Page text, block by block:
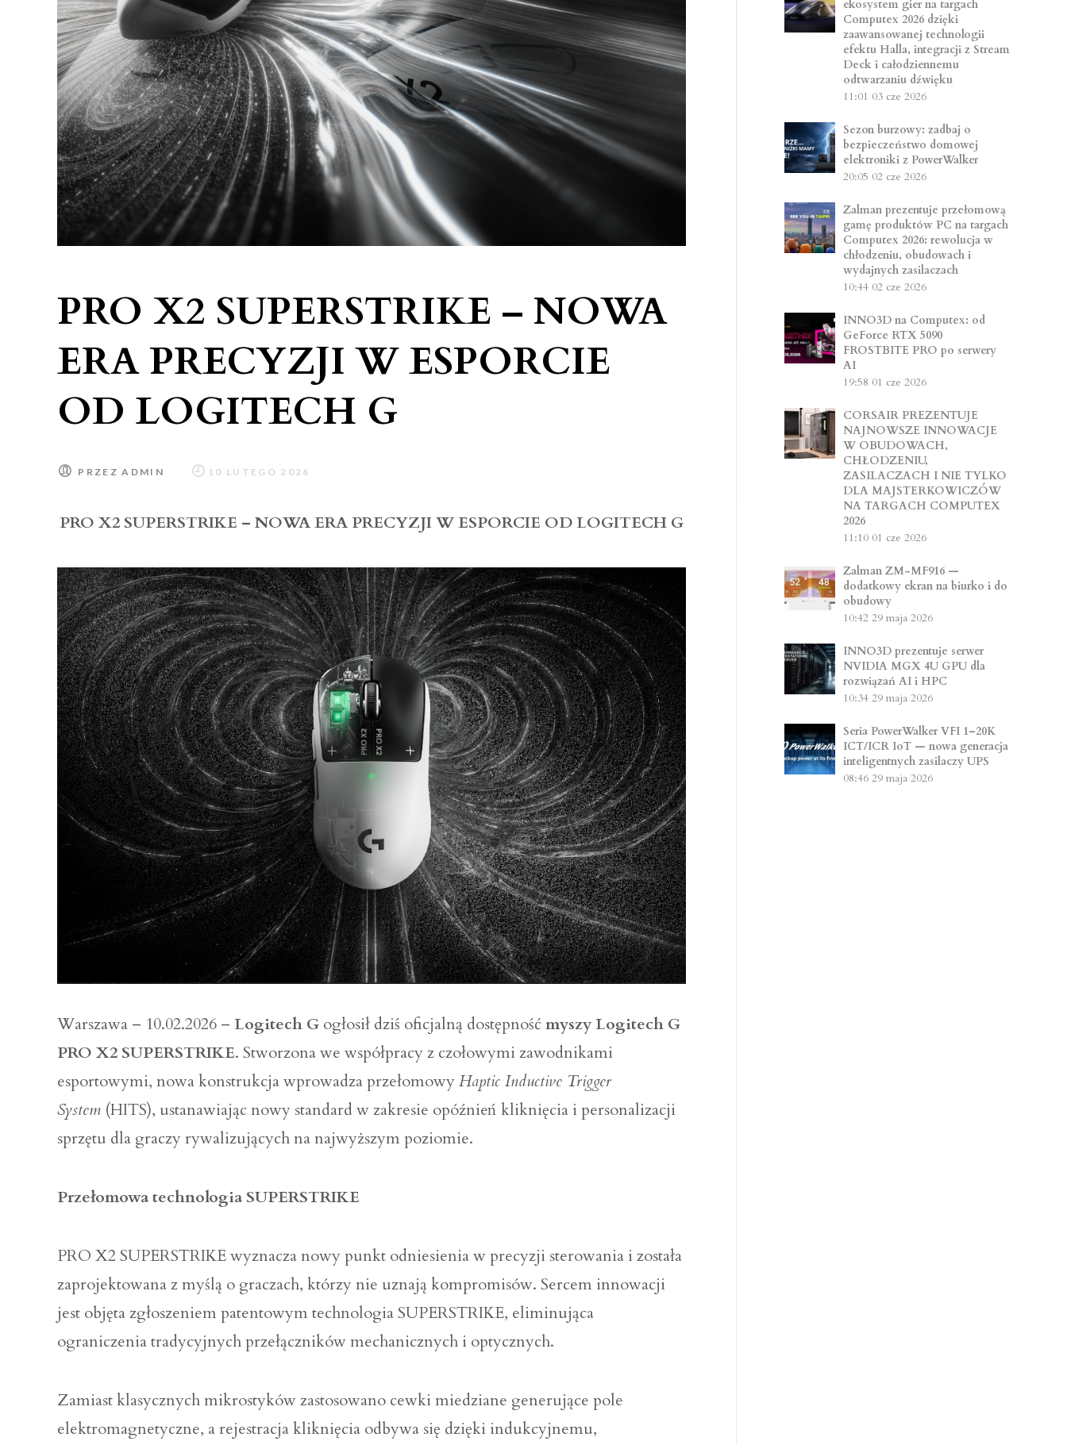
PRO X2 SUPERSTRIKE – NOWA
ERA PRECYZJI W ESPORCIE
OD LOGITECH G
PRZEZADMIN
PRO X2 SUPERSTRIKE – NOWA ERA PRECYZJI W ESPORCIE OD LOGITECH G
Warszawa – 10.02.2026 – Logitech G ogłosił dziś oficjalną dostępnośćmyszy Logitech G
PRO X2 SUPERSTRIKE. Stworzona we współpracy z czołowymi zawodnikami
esportowymi, nowa konstrukcja wprowadza przełomowyHaptic Inductive Trigger
System (HITS), ustanawiając nowy standard w zakresie opóźnień kliknięcia i personalizacji
sprzętu dla graczy rywalizujących na najwyższym poziomie.
Przełomowa technologia SUPERSTRIKE
PRO X2 SUPERSTRIKE wyznacza nowy punkt odniesienia w precyzji sterowania i została
zaprojektowana z myślą o graczach, którzy nie uznają kompromisów. Sercem innowacji
jest objęta zgłoszeniem patentowym technologia SUPERSTRIKE, eliminująca
ograniczenia tradycyjnych przełączników mechanicznych i optycznych.
Zamiast klasycznych mikrostyków zastosowano cewki miedziane generujące pole
elektromagnetyczne, a rejestracja kliknięcia odbywa się dzięki indukcyjnemu,
ekosystem gier na targach
Computex 2026 dzięki
zaawansowanej technologii
efektu Halla, integracji z Stream
Deck i całodziennemu
odtwarzaniu dźwięku
11:01 03 cze 2026
Sezon burzowy: zadbaj o
bezpieczeństwo domowej
elektroniki z PowerWalker
20:05 02 cze 2026
Zalman prezentuje przełomową
gamę produktów PC na targach
Computex 2026: rewolucja w
chłodzeniu, obudowach i
wydajnych zasilaczach
10:44 02 cze 2026
INNO3D na Computex: od
GeForce RTX 5090
FROSTBITE PRO po serwery
AI
19:58 01 cze 2026
CORSAIR PREZENTUJE
NAJNOWSZE INNOWACJE
W OBUDOWACH,
CHŁODZENIU,
ZASILACZACH I NIE TYLKO
DLA MAJSTERKOWICZÓW
NA TARGACH COMPUTEX
2026
11:10 01 cze 2026
Zalman ZM-MF916 —
dodatkowy ekran na biurko i do
obudowy
10:42 29 maja 2026
INNO3D prezentuje serwer
NVIDIA MGX 4U GPU dla
rozwiązań AI i HPC
10:34 29 maja 2026
Seria PowerWalker VFI 1–20K
ICT/ICR IoT — nowa generacja
inteligentnych zasilaczy UPS
08:46 29 maja 2026